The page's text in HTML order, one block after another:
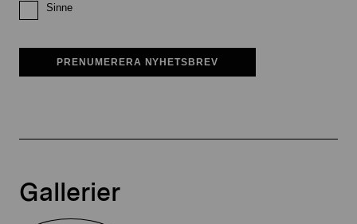
Sinne
PRENUMERERA NYHETSBREV
Gallerier